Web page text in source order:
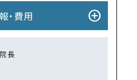
・費⽤ add_circle
⻑